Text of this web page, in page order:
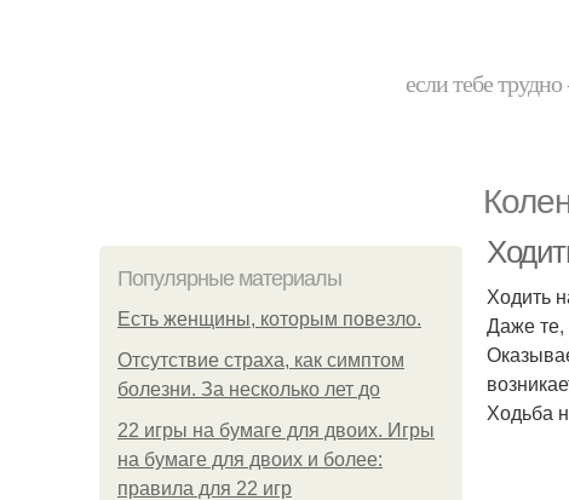
если тебе
Популярные материалы
Есть женщины, которым повезло.
Отсутствие страха, как симптом
болезни. За несколько лет до
22 игры на бумаге для двоих. Игры
на бумаге для двоих и более:
правила для 22 игр
Ходить
Даже те,
Ходьба